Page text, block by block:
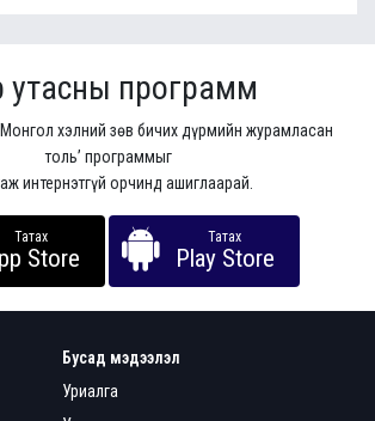
утасны программ
хэлний зөв бичих дүрмийн журамласан
толь’ программыг
интернэтгүй орчинд ашиглаарай.
Татах
Store
Татах
Play Store
Бусад мэдээлэл
Уриалга